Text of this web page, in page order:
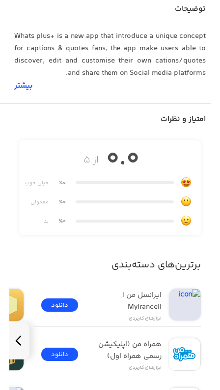
توضیحات
Whats plus+ is a new app that introduce a unique concept
for captions & quotes fans, the app make users able to
discover, edit and customise their own cations/quotes
and share them on Social media platforms.
- Add captions to your favourites
بیشتر
امتیاز و نظرات
از ۵ 0.0
٪0 خیلی خوب
٪0 معمولی
٪0 بد
برترین‌های دسته‌بندی
MyIrancell
ابزار‌های کاربردی
دانلود
رسمی همراه اول)
ابزار‌های کاربردی
دانلود